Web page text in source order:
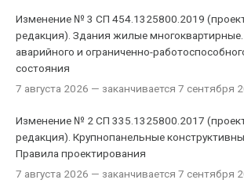
Изменение № 3 СП 454.1325800.2019
редакция). Здания жилые
аварийного и ограниченно-
состояния
7 августа 2026 — заканчивается 7 сентября
Изменение № 2 СП 335.1325800.2017
редакция). Крупнопанельные
Правила проектирования
7 августа 2026 — заканчивается 7 сентября